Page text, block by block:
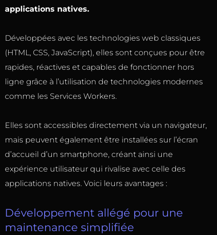
applications natives.
Développées avec les technologies web classiques
(HTML, CSS, JavaScript), elles sont conçues pour être
rapides, réactives et capables de fonctionner hors
ligne grâce à l’utilisation de technologies modernes
comme les Services Workers.
Elles sont accessibles directement via un navigateur,
mais peuvent également être installées sur l’écran
d’accueil d’un smartphone, créant ainsi une
expérience utilisateur qui rivalise avec celle des
applications natives. Voici leurs avantages :
Développement allégé pour une
maintenance simplifiée